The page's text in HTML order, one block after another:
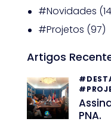
#Novidades
#Projetos (97)
Artigos
PNA.